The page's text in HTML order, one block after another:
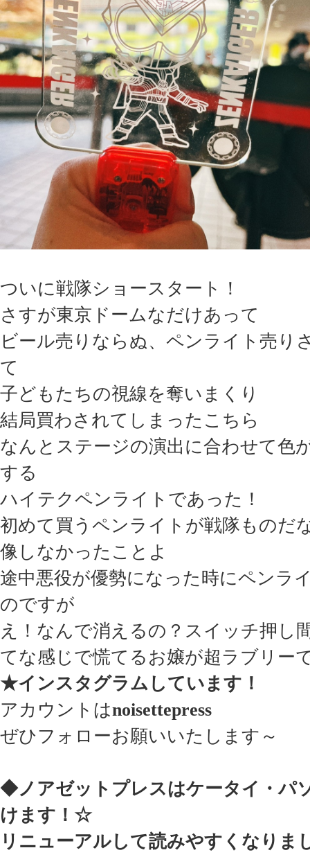
ついに戦隊ショースタート！
さすが東京ドームなだけあって
ビール売りならぬ、ペンライト売り
て
子どもたちの視線を奪いまくり
結局買わされてしまったこちら
なんとステージの演出に合わせて色
する
ハイテクペンライトであった！
初めて買うペンライトが戦隊ものだ
像しなかったことよ
途中悪役が優勢になった時にペンラ
のですが
え！なんで消えるの？スイッチ押し
てな感じで慌てるお嬢が超ラブリー
★インスタグラムしています！
アカウントはnoisettepress
ぜひフォローお願いいたします～
◆ノアゼットプレスはケータイ・パ
けます！☆
リニューアルして読みやすくなりま